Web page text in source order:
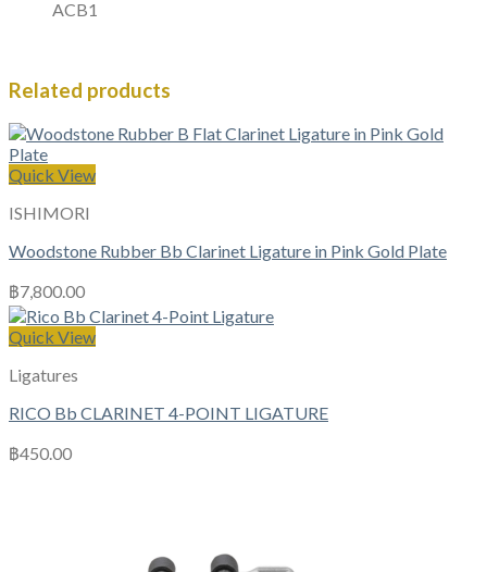
ACB1
Related products
Quick View
ISHIMORI
Woodstone Rubber Bb Clarinet Ligature in Pink Gold Plate
฿7,800.00
Quick View
Ligatures
RICO Bb CLARINET 4-POINT LIGATURE
฿450.00